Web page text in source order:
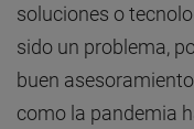
soluciones o
sido un problema,
buen
como la pandemia